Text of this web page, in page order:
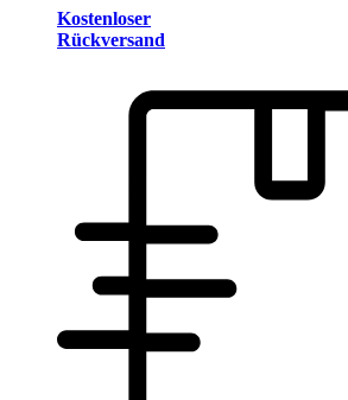
Kostenloser
Rückversand